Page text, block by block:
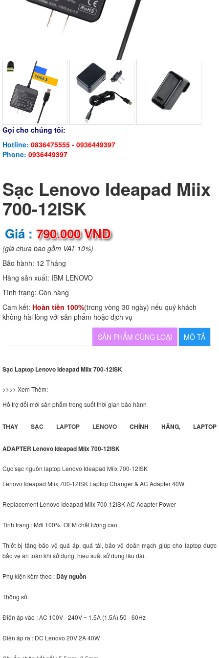
Gọi cho chúng tôi:
Hotline: 0836475555 - 0936449397
Phone: 0936449397
Sạc Lenovo Ideapad Miix
700-12ISK
Giá : 790.000 VND
(giá chưa bao gồm VAT 10%)
Bảo hành: 12 Tháng
Hãng sản xuất: IBM LENOVO
Tình trạng: Còn hàng
Cam kết: Hoàn tiền 100%(trong vòng 30 ngày) nếu quý khách
không hài lòng với sản phẩm hoặc dịch vụ
MÔ TẢ
SẢN PHẨM CÙNG LOẠI
Sạc Laptop Lenovo Ideapad Miix 700-12ISK
>>>> Xem Thêm:
Hỗ trợ đổi mới sản phẩm trong suốt thời gian bảo hành
THAY SẠC LAPTOP LENOVO CHÍNH HÃNG, LAPTOP
ADAPTER Lenovo Ideapad Miix 700-12ISK
Cục sạc nguồn laptop Lenovo Ideapad Miix 700-12ISK
Lenovo Ideapad Miix 700-12ISK Laptop Changer & AC Adapter 40W
Replacement Lenovo Ideapad Miix 700-12ISK AC Adapter Power
Tình trạng : Mới 100% .OEM chất lượng cao
Thiết bị tăng bảo vệ quá áp, quá tải, bảo vệ đoản mạch giúp cho laptop được
bảo vệ an toàn khi sử dụng, hiệu suất sử dụng lâu dài.
Phụ kiện kèm theo : Dây nguồn
Thông số:
Điện áp vào : AC 100V - 240V ~ 1.5A (1.5A) 50 - 60Hz
Điện áp ra : DC Lenovo 20V 2A 40W